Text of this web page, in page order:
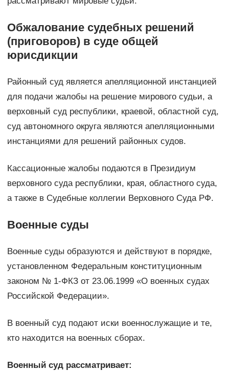
Обжалование судебных решений
(приговоров) в суде общей
юрисдикции
Районный суд является апелляционной инстанцией
для подачи жалобы на решение мирового судьи, а
верховный суд республики, краевой, областной суд,
суд автономного округа являются апелляционными
инстанциями для решений районных судов.
Кассационные жалобы подаются в Президиум
верховного суда республики, края, областного суда,
а также в Судебные коллегии Верховного Суда РФ.
Военные суды
Военные суды образуются и действуют в порядке,
установленном Федеральным конституционным
законом № 1-ФКЗ от 23.06.1999 «О военных судах
Российской Федерации».
В военный суд подают иски военнослужащие и те,
кто находится на военных сборах.
Военный суд рассматривает: